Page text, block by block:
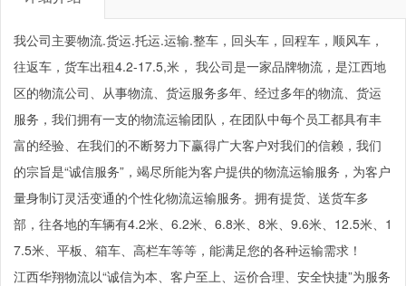
我公司主要物流.货运.托运.运输.整车，回头车，回程车，顺风车，
往返车，货车出租4.2-17.5,米， 我公司是一家品牌物流，是江西地
区的物流公司、从事物流、货运服务多年、经过多年的物流、货运
服务，我们拥有一支的物流运输团队，在团队中每个员工都具有丰
富的经验、在我们的不断努力下赢得广大客户对我们的信赖，我们
的宗旨是“诚信服务”，竭尽所能为客户提供的物流运输服务，为客户
量身制订灵活变通的个性化物流运输服务。拥有提货、送货车多
部，往各地的车辆有4.2米、6.2米、6.8米、8米、9.6米、12.5米、1
7.5米、平板、箱车、高栏车等等，能满足您的各种运输需求！
江西华翔物流以“诚信为本、客户至上、运价合理、安全快捷”为服务